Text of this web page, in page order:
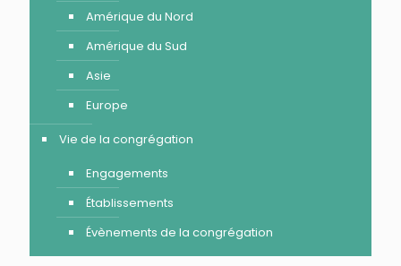
Amérique du Nord
Amérique du Sud
Asie
Europe
Vie de la congrégation
Engagements
Établissements
Évènements de la congrégation